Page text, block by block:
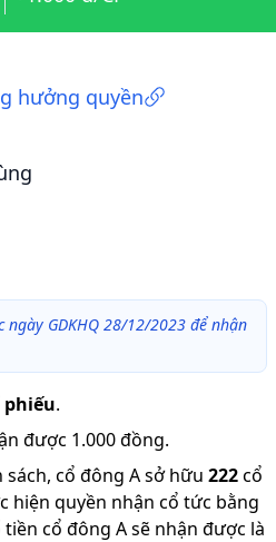
hưởng quyền
GDKHQ 28/12/2023 để nhận
phiếu.
được 1.000 đồng.
cổ đông A sở hữu 222cổ
hiện quyền nhận cổ tức bằng
tiền cổ đông A sẽ nhận được là